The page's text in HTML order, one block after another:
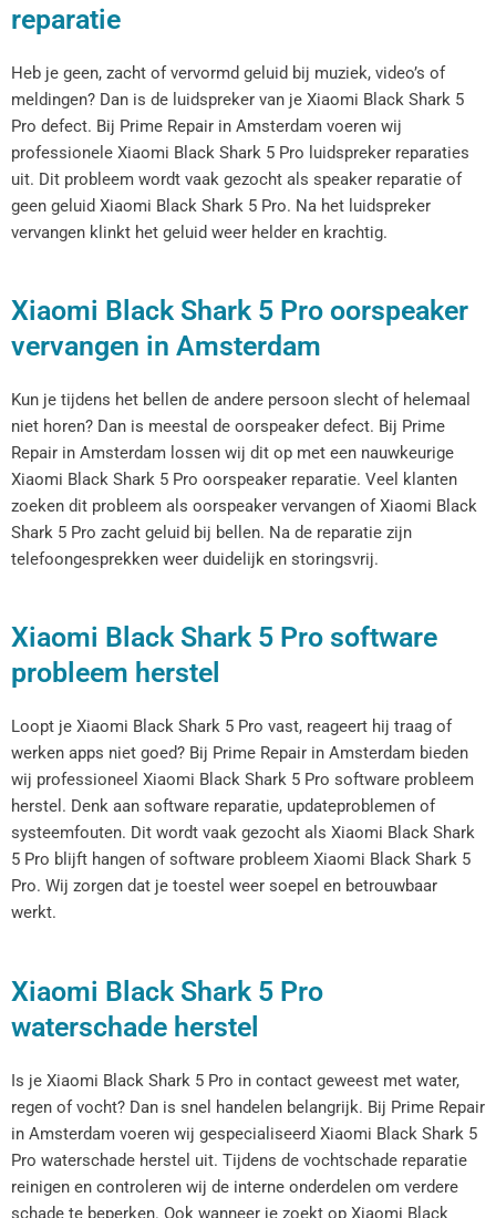
reparatie
Heb je geen, zacht of vervormd geluid bij muziek, video’s of
meldingen? Dan is de luidspreker van je Xiaomi Black Shark 5
Pro defect. Bij Prime Repair in Amsterdam voeren wij
professionele Xiaomi Black Shark 5 Pro luidspreker reparaties
uit. Dit probleem wordt vaak gezocht als speaker reparatie of
geen geluid Xiaomi Black Shark 5 Pro. Na het luidspreker
vervangen klinkt het geluid weer helder en krachtig.
Xiaomi Black Shark 5 Pro oorspeaker
vervangen in Amsterdam
Kun je tijdens het bellen de andere persoon slecht of helemaal
niet horen? Dan is meestal de oorspeaker defect. Bij Prime
Repair in Amsterdam lossen wij dit op met een nauwkeurige
Xiaomi Black Shark 5 Pro oorspeaker reparatie. Veel klanten
zoeken dit probleem als oorspeaker vervangen of Xiaomi Black
Shark 5 Pro zacht geluid bij bellen. Na de reparatie zijn
telefoongesprekken weer duidelijk en storingsvrij.
Xiaomi Black Shark 5 Pro software
probleem herstel
Loopt je Xiaomi Black Shark 5 Pro vast, reageert hij traag of
werken apps niet goed? Bij Prime Repair in Amsterdam bieden
wij professioneel Xiaomi Black Shark 5 Pro software probleem
herstel. Denk aan software reparatie, updateproblemen of
systeemfouten. Dit wordt vaak gezocht als Xiaomi Black Shark
5 Pro blijft hangen of software probleem Xiaomi Black Shark 5
Pro. Wij zorgen dat je toestel weer soepel en betrouwbaar
werkt.
Xiaomi Black Shark 5 Pro
waterschade herstel
Is je Xiaomi Black Shark 5 Pro in contact geweest met water,
regen of vocht? Dan is snel handelen belangrijk. Bij Prime Repair
in Amsterdam voeren wij gespecialiseerd Xiaomi Black Shark 5
Pro waterschade herstel uit. Tijdens de vochtschade reparatie
reinigen en controleren wij de interne onderdelen om verdere
schade te beperken. Ook wanneer je zoekt op Xiaomi Black